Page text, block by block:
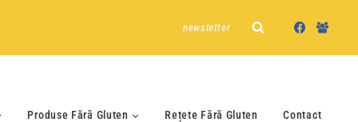
newsletter
Produse Fără Gluten Rețete Fără Gluten Contact